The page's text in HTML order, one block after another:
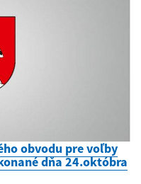
obvodu pre voľby
dňa 24.októbra